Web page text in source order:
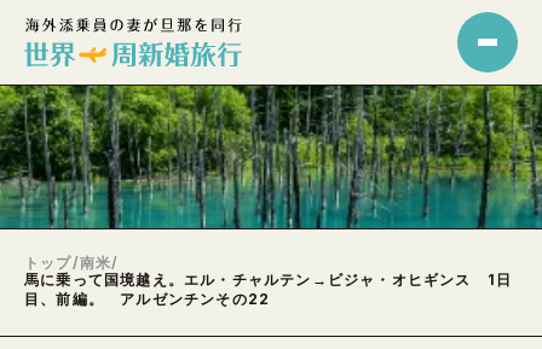
トップ/南米/
馬に乗って国境越え。エル・チャルテン→ビジャ・オヒギンス 1日
目、前編。 アルゼンチンその22